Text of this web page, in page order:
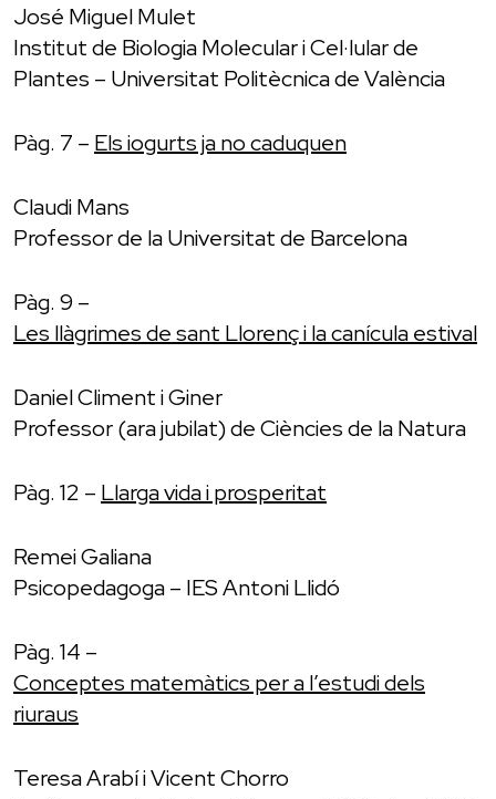
José Miguel Mulet
Institut de Biologia Molecular i Cel·lular de
Plantes – Universitat Politècnica de València
Pàg. 7 – Els iogurts ja no caduquen
Claudi Mans
Professor de la Universitat de Barcelona
Pàg. 9 –
Les llàgrimes de sant Llorenç i la canícula estival
Daniel Climent i Giner
Professor (ara jubilat) de Ciències de la Natura
Pàg. 12 – Llarga vida i prosperitat
Remei Galiana
Psicopedagoga – IES Antoni Llidó
Pàg. 14 –
Conceptes matemàtics per a l’estudi dels
riuraus
Teresa Arabí i Vicent Chorro